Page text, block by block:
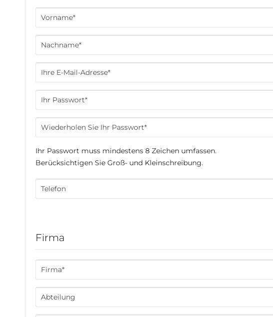
Ihr Passwort muss mindestens 8 Zeichen umfassen.
Berücksichtigen Sie Groß- und Kleinschreibung.
Firma